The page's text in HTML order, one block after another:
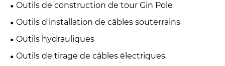
Outils de construction de tour Gin Pole
Outils d'installation de câbles souterrains
Outils hydrauliques
Outils de tirage de câbles électriques